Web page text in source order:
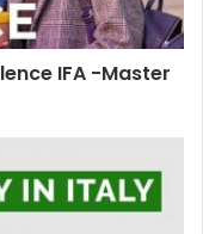
IFA -Master